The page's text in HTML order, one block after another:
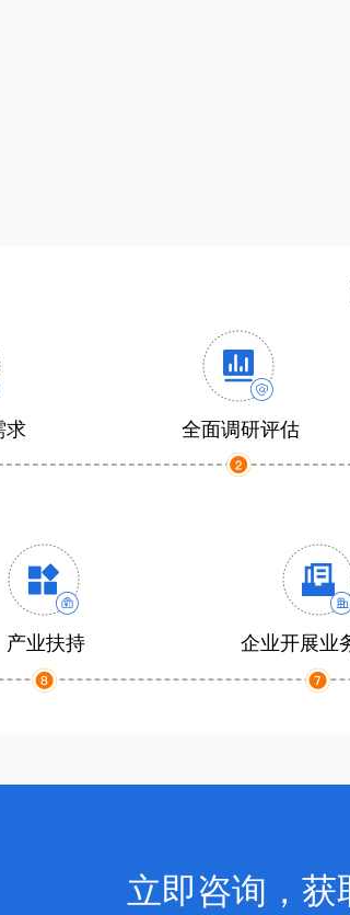
求 全面调研评估
产业扶持 企业开展业
立即咨询，